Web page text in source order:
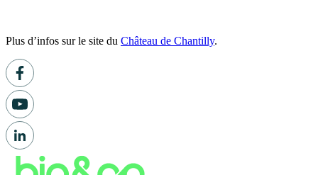
Plus d’infos sur le site du Château de Chantilly.